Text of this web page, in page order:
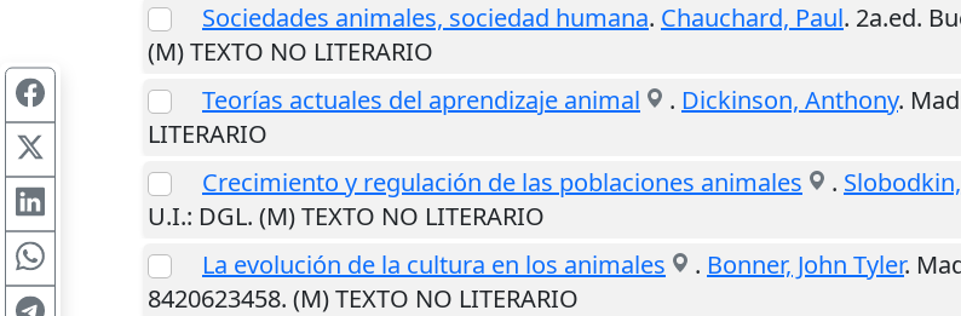
Sociedades animales, sociedad humana. Chauchard, Paul. 2a.ed.
(M) TEXTO NO LITERARIO
Teorías actuales del aprendizaje animal
. Dickinson, Anthony.
LITERARIO
Crecimiento y regulación de las poblaciones animales
.
U.I.: DGL. (M) TEXTO NO LITERARIO
La evolución de la cultura en los animales
. Bonner, John Tyler.
8420623458. (M) TEXTO NO LITERARIO